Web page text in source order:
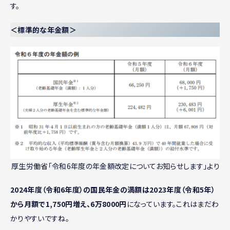
す。
＜標準的な年金額＞
厚生労働省「令和6年度の年金額改定についてお知らせします」より
2024年度（令和6年度）の国民年金の満額は2023年度（令和5年）
から月額で1,750円増え、6万8000円 になっています。これはまだわ
かりやすいですね。